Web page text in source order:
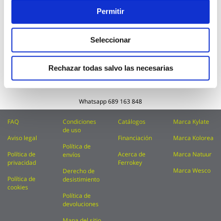
Permitir
Seleccionar
Rechazar todas salvo las necesarias
Subscríbete a nuestra Newsletter
Inscríbase
boletín
noticias:
perfiladas y / o Newsletters de FerrOkey conforme
a nuestraPolítica de privacidad
Whatsapp689 163 848
FAQ
Aviso legal
Política de
privacidad
Política de
cookies
Condiciones
de uso
Política de
envíos
Derecho de
desistimiento
Política de
devoluciones
Catálogos
Financiación
Acerca de
Ferrokey
Marca Kylate
Marca Kolorea
Marca Natuur
Marca Wesco